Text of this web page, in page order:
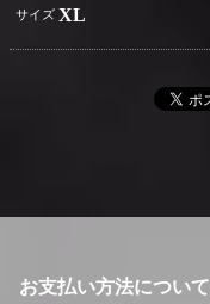
サイズ XL
お支払い方法について